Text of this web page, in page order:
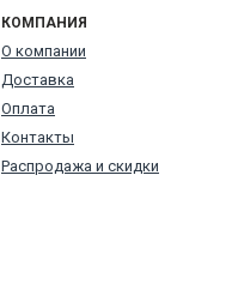
КОМПАНИЯ
О компании
Доставка
Оплата
Контакты
Распродажа и скидки